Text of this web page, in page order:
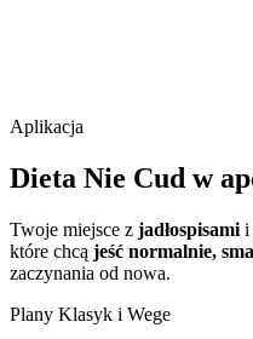
Aplikacja
Dieta Nie Cud w
Twoje miejsce z jadłospisami i
które chcą jeść normalnie,
zaczynania od nowa.
Plany Klasyk i Wege